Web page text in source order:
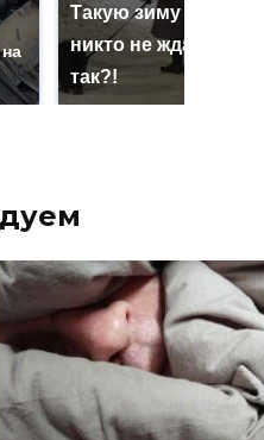
Такую зиму в России
никто не ждал: как
так?!